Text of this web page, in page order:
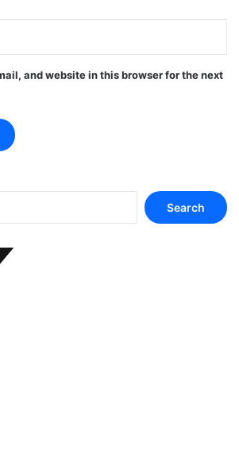
and website in this browser for the next
Search
for: